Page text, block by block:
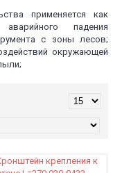
применяется как
падения
с зоны лесов;
окружающей